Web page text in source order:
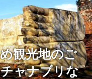
観光地のご
ャナブリな